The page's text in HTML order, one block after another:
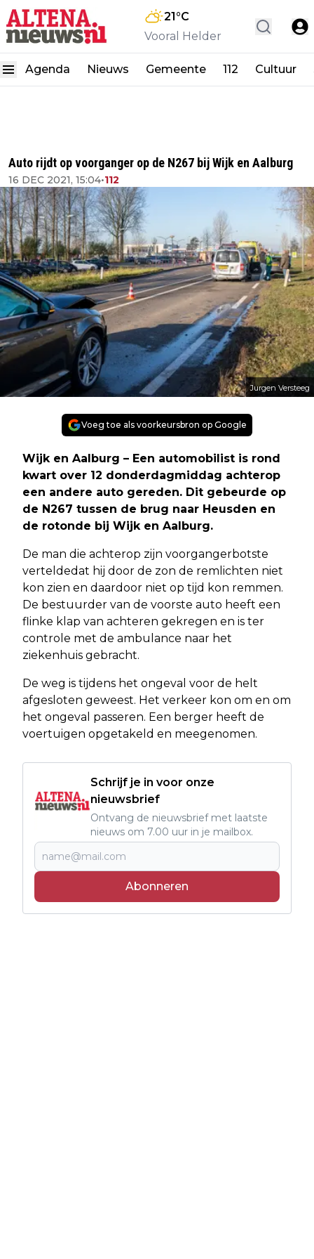
21°C
Vooral Helder
Agenda Nieuws Gemeente 112 Cultuur
Auto rijdt op voorganger op de N267 bij Wijk en Aalburg
16 DEC 2021, 15:04•112
Jurgen Versteeg
Voeg toe als voorkeursbron op Google
Wijk en Aalburg – Een automobilist is rond
kwart over 12 donderdagmiddag achterop
een andere auto gereden. Dit gebeurde op
de N267 tussen de brug naar Heusden en
de rotonde bij Wijk en Aalburg.
De man die achterop zijn voorgangerbotste
verteldedat hij door de zon de remlichten niet
kon zien en daardoor niet op tijd kon remmen.
De bestuurder van de voorste auto heeft een
flinke klap van achteren gekregen en is ter
controle met de ambulance naar het
ziekenhuis gebracht.
De weg is tijdens het ongeval voor de helt
afgesloten geweest. Het verkeer kon om en om
het ongeval passeren. Een berger heeft de
voertuigen opgetakeld en meegenomen.
Schrijf je in voor onze
nieuwsbrief
Ontvang de nieuwsbrief met laatste
nieuws om 7.00 uur in je mailbox.
Abonneren